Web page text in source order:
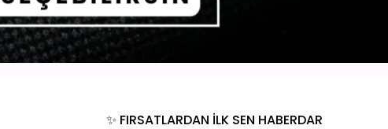
✨ FIRSATLARDAN İLK SEN HABERDAR